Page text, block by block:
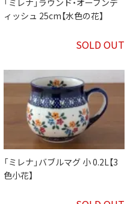
「ミレナ」ラウンド・オーブンデ
ィッシュ 25cm【水色の花】
SOLD OUT
「ミレナ」バブルマグ 小 0.2L【3
色小花】